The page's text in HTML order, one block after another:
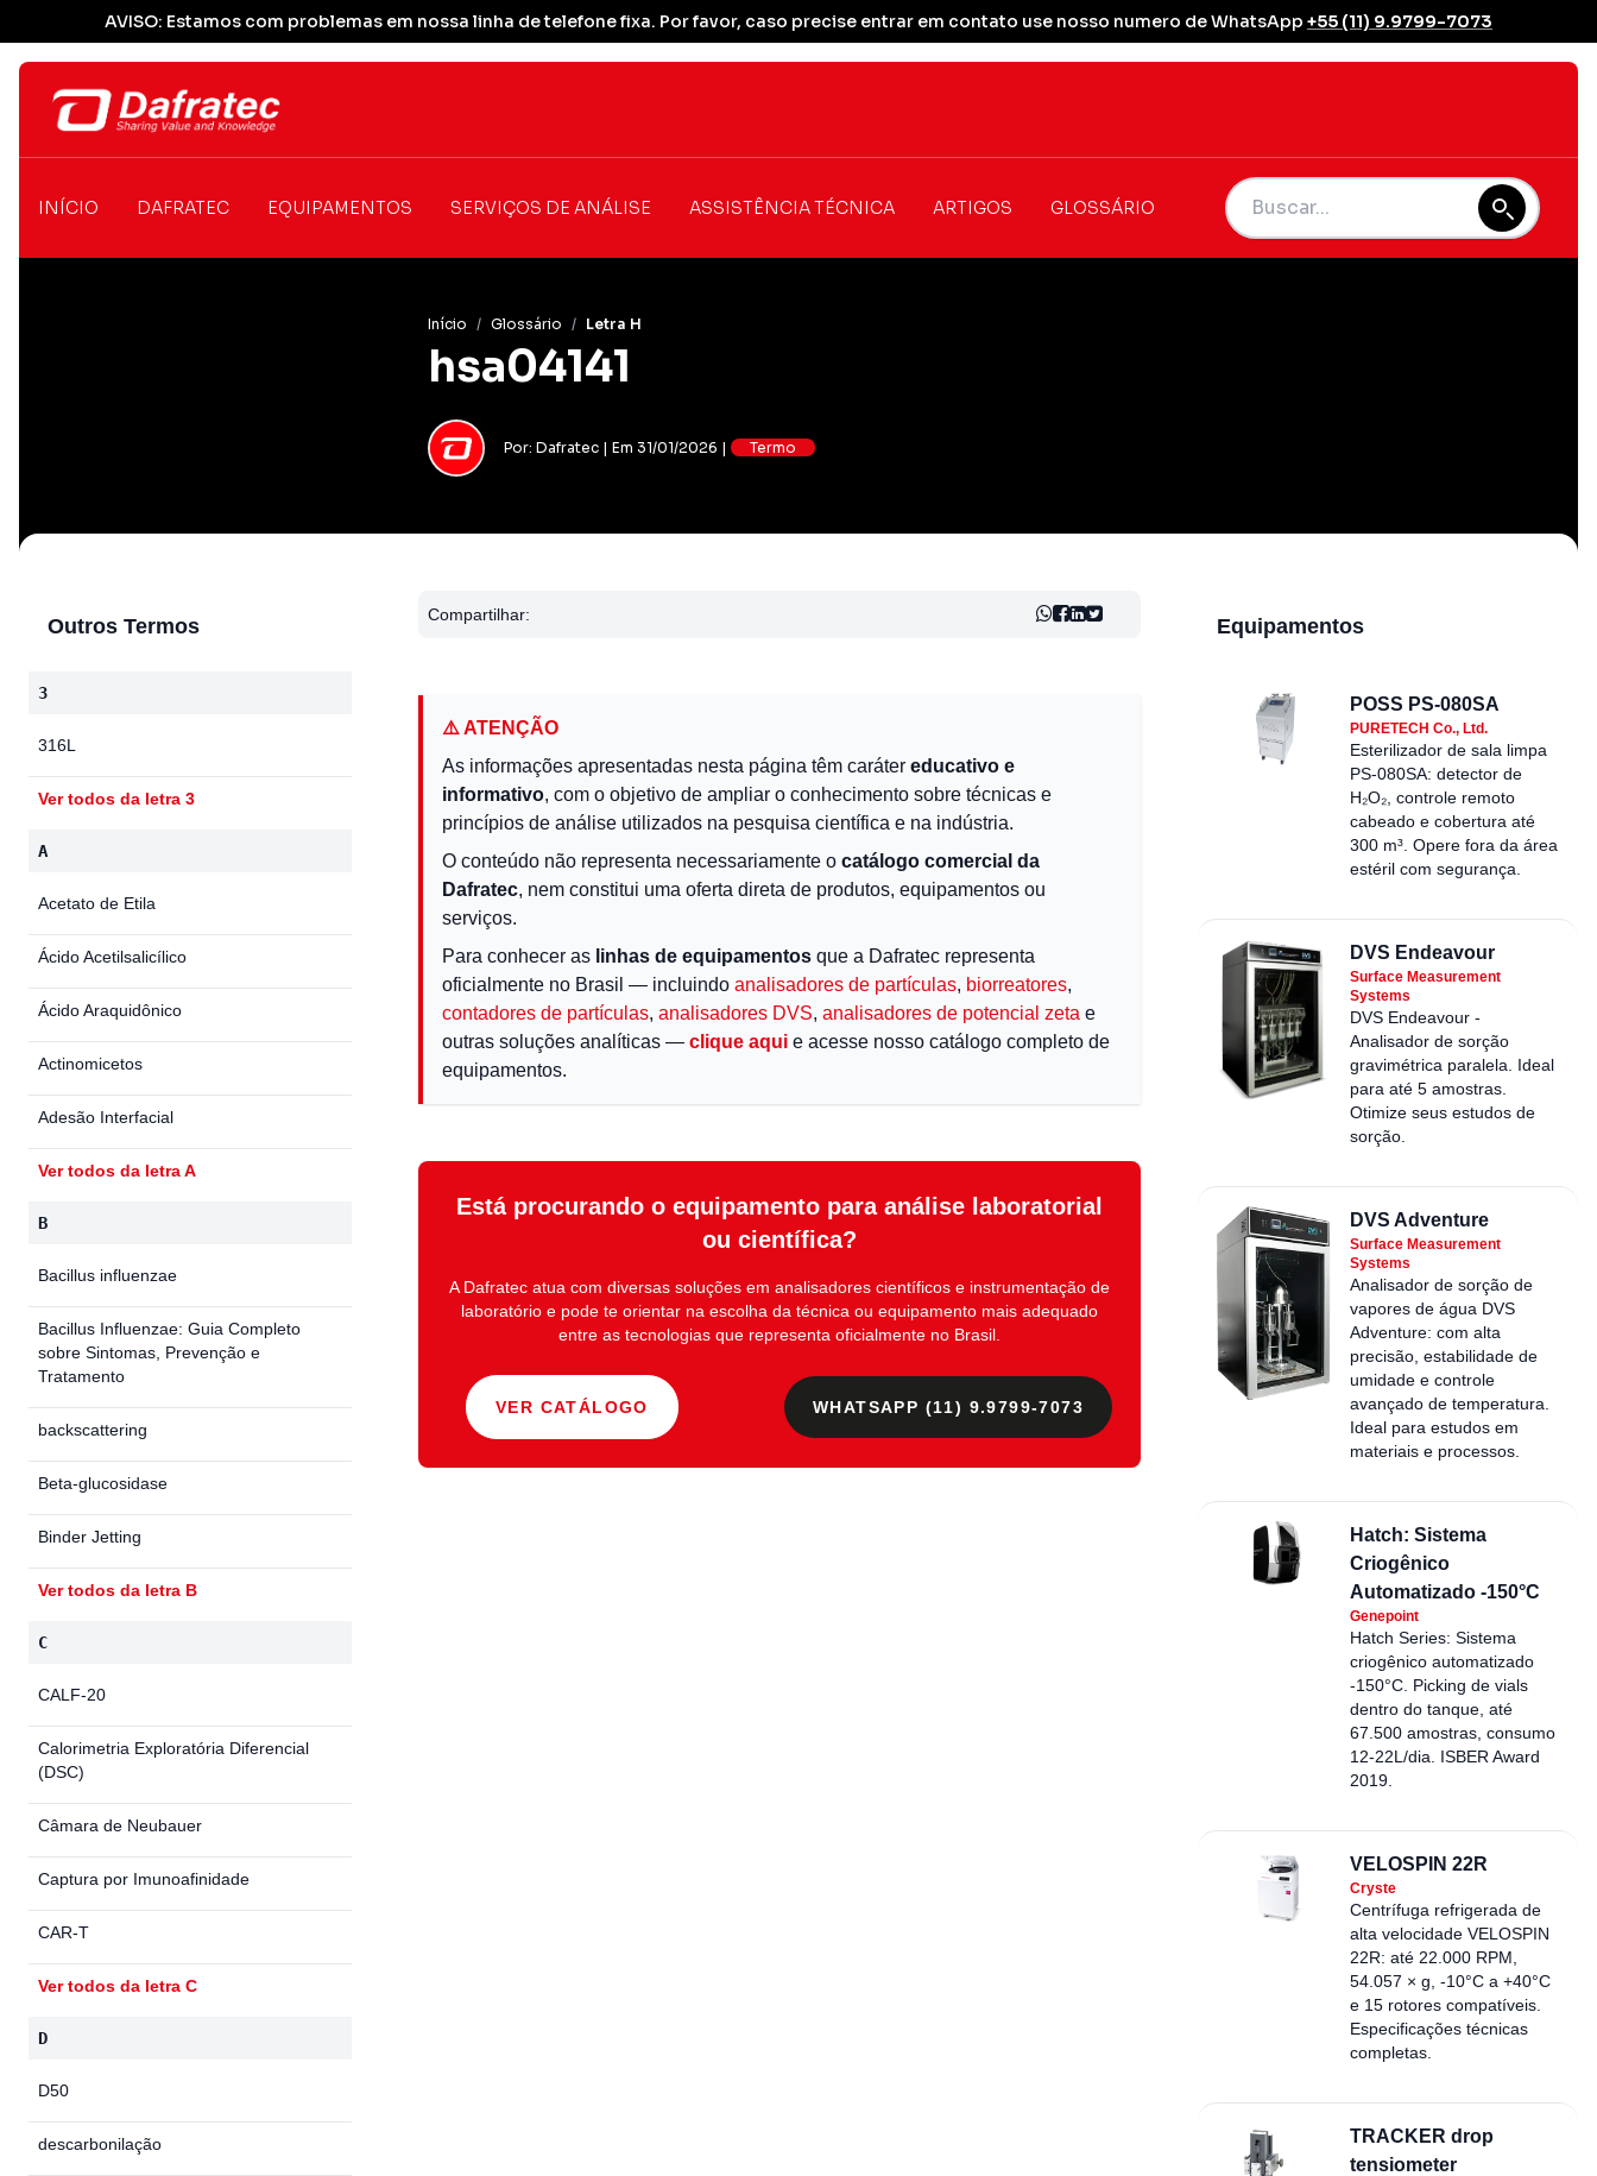
AVISO: Estamos com problemas em nossa linha de telefone fixa. Por favor, caso precise entrar em contato use nosso numero de WhatsApp +55 (11) 9.9799-7073
INÍCIO DAFRATEC EQUIPAMENTOS SERVIÇOS DE ANÁLISE ASSISTÊNCIA TÉCNICA ARTIGOS GLOSSÁRIO
Início / Glossário / Letra H
hsa04141
Por: Dafratec | Em 31/01/2026 | Termo
Compartilhar:
⚠️ ATENÇÃO
As informações apresentadas nesta página têm caráter educativo e
informativo, com o objetivo de ampliar o conhecimento sobre técnicas e
princípios de análise utilizados na pesquisa científica e na indústria.
O conteúdo não representa necessariamente o catálogo comercial da
Dafratec, nem constitui uma oferta direta de produtos, equipamentos ou
serviços.
Para conhecer as linhas de equipamentos que a Dafratec representa
oficialmente no Brasil — incluindo analisadores de partículas, biorreatores,
contadores de partículas, analisadores DVS, analisadores de potencial zeta e
outras soluções analíticas — clique aqui e acesse nosso catálogo completo de
equipamentos.
Está procurando o equipamento para análise laboratorial
ou científica?
A Dafratec atua com diversas soluções em analisadores científicos e instrumentação de
laboratório e pode te orientar na escolha da técnica ou equipamento mais adequado
entre as tecnologias que representa oficialmente no Brasil.
VER CATÁLOGO WHATSAPP (11) 9.9799-7073
Outros Termos
3
316L
Ver todos da letra 3
A
Acetato de Etila
Ácido Acetilsalicílico
Ácido Araquidônico
Actinomicetos
Adesão Interfacial
Ver todos da letra A
B
Bacillus influenzae
Bacillus Influenzae: Guia Completo
sobre Sintomas, Prevenção e
Tratamento
backscattering
Beta-glucosidase
Binder Jetting
Ver todos da letra B
C
CALF-20
Calorimetria Exploratória Diferencial
(DSC)
Câmara de Neubauer
Captura por Imunoafinidade
CAR-T
Ver todos da letra C
D
D50
descarbonilação
Equipamentos
POSS PS-080SA
PURETECH Co., Ltd.
Esterilizador de sala limpa
PS-080SA: detector de
H₂O₂, controle remoto
cabeado e cobertura até
300 m³. Opere fora da área
estéril com segurança.
DVS Endeavour
Surface Measurement
Systems
DVS Endeavour -
Analisador de sorção
gravimétrica paralela. Ideal
para até 5 amostras.
Otimize seus estudos de
sorção.
DVS Adventure
Surface Measurement
Systems
Analisador de sorção de
vapores de água DVS
Adventure: com alta
precisão, estabilidade de
umidade e controle
avançado de temperatura.
Ideal para estudos em
materiais e processos.
Hatch: Sistema
Criogênico
Automatizado -150°C
Genepoint
Hatch Series: Sistema
criogênico automatizado
-150°C. Picking de vials
dentro do tanque, até
67.500 amostras, consumo
12-22L/dia. ISBER Award
2019.
VELOSPIN 22R
Cryste
Centrífuga refrigerada de
alta velocidade VELOSPIN
22R: até 22.000 RPM,
54.057 × g, -10°C a +40°C
e 15 rotores compatíveis.
Especificações técnicas
completas.
TRACKER drop
tensiometer